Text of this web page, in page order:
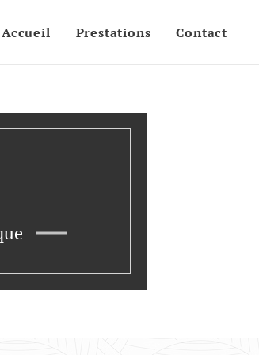
Accueil Prestations Contact